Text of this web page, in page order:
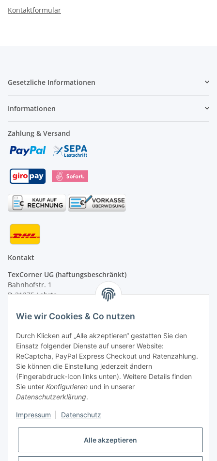
Kontaktformular
Gesetzliche Informationen
Informationen
Zahlung & Versand
Kontakt
TexCorner UG (haftungsbeschränkt)
Bahnhofstr. 1
D-31275 Lehrte
Montag - Freitag
telefonisch erreichbar
Tel: +49 (0) 5132 8230689
Fax: +49 (0) 5132 8230693
E-Mail:mail@signalweste.net
Wie wir Cookies & Co nutzen
Durch Klicken auf „Alle akzeptieren“ gestatten Sie den
Einsatz folgender Dienste auf unserer Website:
ReCaptcha, PayPal Express Checkout und Ratenzahlung.
Sie können die Einstellung jederzeit ändern
(Fingerabdruck-Icon links unten). Weitere Details finden
Sie unter Konfigurieren und in unserer
Datenschutzerklärung.
Impressum Datenschutz
Alle akzeptieren